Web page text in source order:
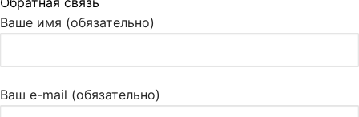
Ваше имя (обязательно)
Ваш e-mail (обязательно)